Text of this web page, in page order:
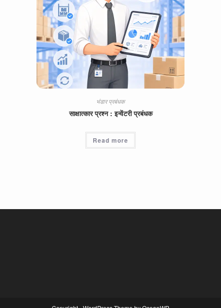
भंडार प्रबंधक
साक्षात्कार प्रश्न : इन्वेंटरी प्रबंधक
Read more